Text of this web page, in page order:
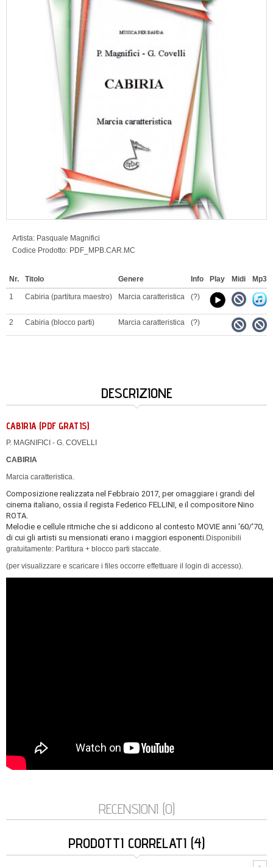
Artista: Pasquale Magnifici
Codice Prodotto: PDF_MPB.CAR.MC
Nr. Titolo Genere Info Play Midi Mp3
1 Cabiria (partitura maestro) Marcia caratteristica (?)
2 Cabiria (blocco parti) Marcia caratteristica (?)
DESCRIZIONE
CABIRIA (PDF GRATIS)
P. MAGNIFICI - G. COVELLI
CABIRIA
Marcia caratteristica.
Composizione realizzata nel Febbraio 2017, per omaggiare i grandi del
cinema italiano, ossia il regista Federico FELLINI, e il compositore Nino
ROTA.
Melodie e cellule ritmiche che si addicono al contesto MOVIE anni '60/'70,
di cui gli artisti su mensionati erano i maggiori esponenti.Disponibili
gratuitamente: Partitura + blocco parti staccate.
(per visualizzare e scaricare i files occorre effettuare il login di accesso).
RECENSIONI (0)
PRODOTTI CORRELATI (4)